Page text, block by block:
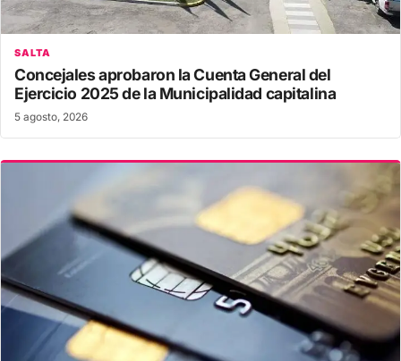
SALTA
Concejales aprobaron la Cuenta General del
Ejercicio 2025 de la Municipalidad capitalina
5 agosto, 2026